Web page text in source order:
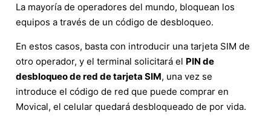
La mayoría de operadores del mundo, bloquean los
equipos a través de un código de desbloqueo.
En estos casos, basta con introducir una tarjeta SIM de
otro operador, y el terminal solicitará el PIN de
desbloqueo de red de tarjeta SIM, una vez se
introduce el código de red que puede comprar en
Movical, el celular quedará desbloqueado de por vida.